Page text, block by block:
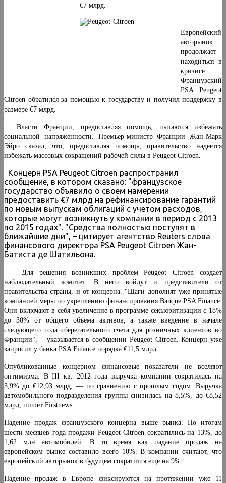
€7 млрд.
Европейский
авторынок
продолжает
находиться в
кризисе.
Французский
PSA Peugeot
Citroen обратился за помощью к государству и получил поддержку в
размере €7 млрд.
Власти Франции, предоставляя помощь, пытаются избежать
социальной напряженности. Премьер-министр Франции Жан-Марк
Эйро сказал, что, предоставляя помощь, правительство надеется
избежать массовых сокращений рабочей силы в Peugeot Citroen.
Концерн PSA Peugeot Citroen распространил
сообщение, в котором сказано: "французское
государство объявило о своем намерении
предоставить €7 млрд на рефинансирование гарантий
по новым выпускам облигаций с учетом расходов,
которые могут возникнуть у компании в период с 2013
по 2015 годах". "Средства полностью поступят в
ближайшие дни", – цитирует агентство Reuters слова
финансового директора PSA Peugeot Citroen Жан-
Батиста де Шатильона.
Для решения возникших проблем Peugeot Citroen создает
наблюдательный комитет. В него войдут и представители от
правительства страны, и от концерна. "Шаги дополнят уже принятые
компанией меры по укреплению финансирования Banque PSA Finance.
Они включают в себя увеличение в программе секьюритизации с 18%
до 30% от общего объема активов, а также введение в начале
следующего года сберегательного счета для розничных клиентов во
Франции", – указывается в сообщении Peugeot Citroen. Концерн уже
запросил у банка PSA Finance порядка €11,5 млрд.
Опубликованные концерном финансовые показатели не вселяют
оптимизма. В III кв. 2012 года выручка компании сократилась на
3,9% до €12,93 млрд, — по сравнению с прошлым годом. Выручка
автомобильного подразделения группы снизилась на 8,5%, до €8,52
млрд, пишет Firstnews.
Падение продаж французского концерна выше рынка. По итогам
шести месяцев года продажи Peugeot Citroen сократились на 13%, до
1,62 млн автомобилей. В то время как падание продаж на
европейском рынке составило всего 10%. В компании считают, что
европейский авторынок в будущем сократится еще на 9%.
Падение продаж в Европе фиксируются на протяжении уже 11